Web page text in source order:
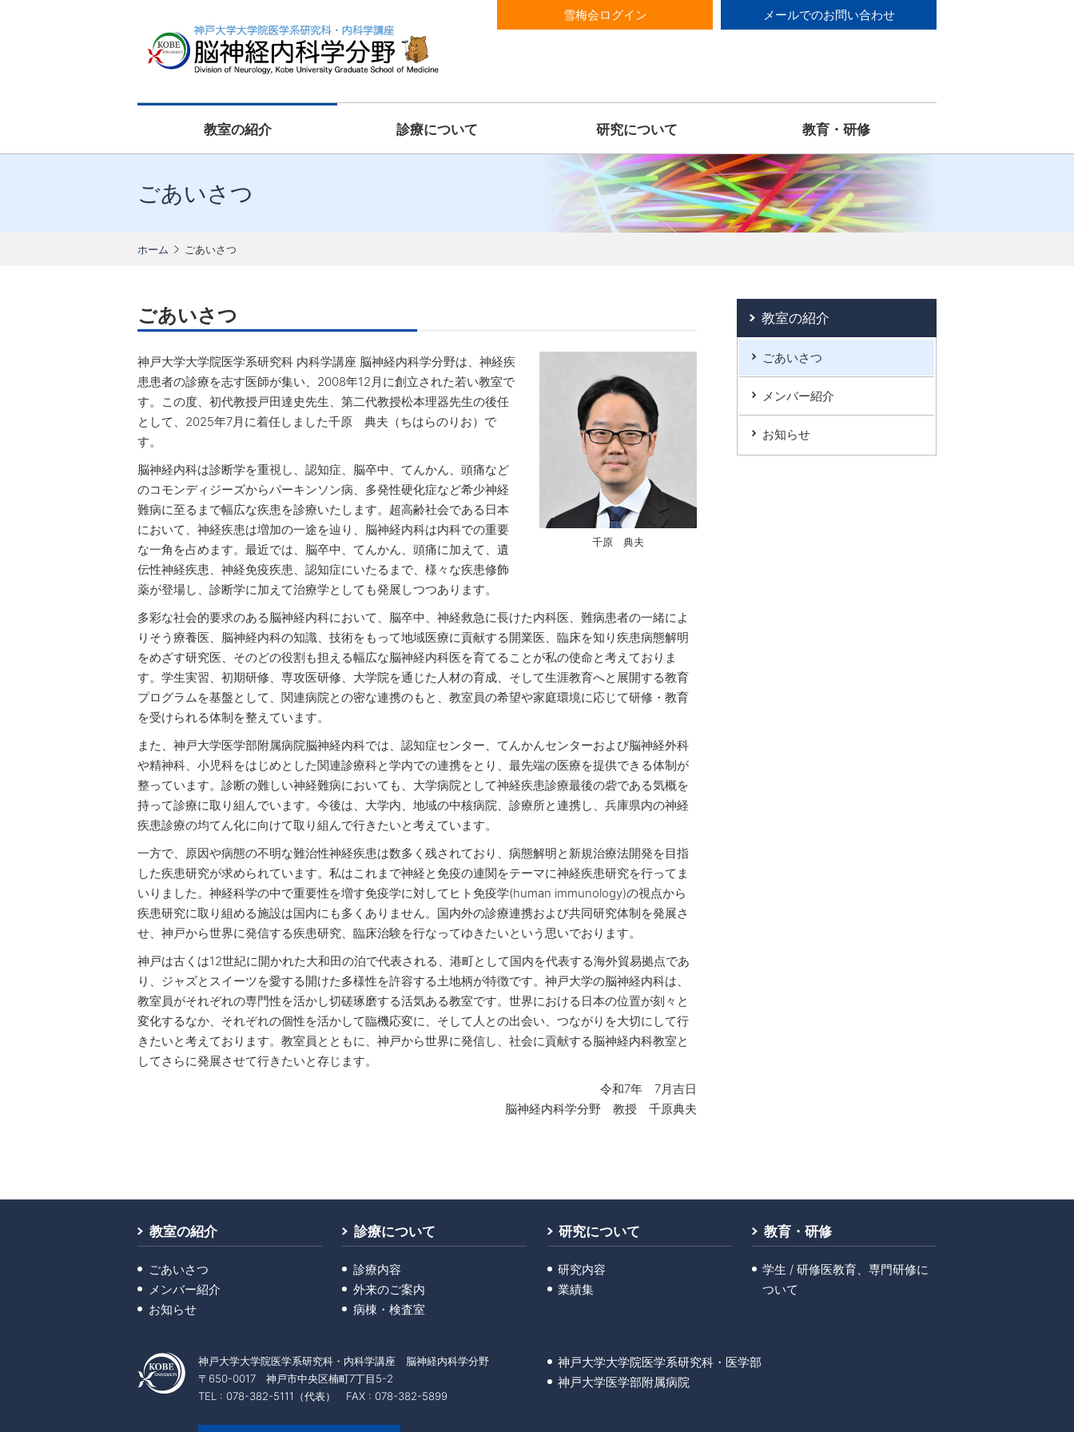
教室の紹介 診療について 研究について 教育・研修
雪梅会ログイン メールでのお問い合わせ
ごあいさつ
ホーム ごあいさつ
ごあいさつ
千原 典夫
神戸大学大学院医学系研究科 内科学講座 脳神経内科学分野は、神経疾
患患者の診療を志す医師が集い、2008年12月に創立された若い教室で
す。この度、初代教授戸田達史先生、第二代教授松本理器先生の後任
として、2025年7月に着任しました千原 典夫（ちはらのりお）で
す。
脳神経内科は診断学を重視し、認知症、脳卒中、てんかん、頭痛など
のコモンディジーズからパーキンソン病、多発性硬化症など希少神経
難病に至るまで幅広な疾患を診療いたします。超高齢社会である日本
において、神経疾患は増加の一途を辿り、脳神経内科は内科での重要
な一角を占めます。最近では、脳卒中、てんかん、頭痛に加えて、遺
伝性神経疾患、神経免疫疾患、認知症にいたるまで、様々な疾患修飾
薬が登場し、診断学に加えて治療学としても発展しつつあります。
多彩な社会的要求のある脳神経内科において、脳卒中、神経救急に長けた内科医、難病患者の一緒によ
りそう療養医、脳神経内科の知識、技術をもって地域医療に貢献する開業医、臨床を知り疾患病態解明
をめざす研究医、そのどの役割も担える幅広な脳神経内科医を育てることが私の使命と考えておりま
す。学生実習、初期研修、専攻医研修、大学院を通じた人材の育成、そして生涯教育へと展開する教育
プログラムを基盤として、関連病院との密な連携のもと、教室員の希望や家庭環境に応じて研修・教育
を受けられる体制を整えています。
また、神戸大学医学部附属病院脳神経内科では、認知症センター、てんかんセンターおよび脳神経外科
や精神科、小児科をはじめとした関連診療科と学内での連携をとり、最先端の医療を提供できる体制が
整っています。診断の難しい神経難病においても、大学病院として神経疾患診療最後の砦である気概を
持って診療に取り組んでいます。今後は、大学内、地域の中核病院、診療所と連携し、兵庫県内の神経
疾患診療の均てん化に向けて取り組んで行きたいと考えています。
一方で、原因や病態の不明な難治性神経疾患は数多く残されており、病態解明と新規治療法開発を目指
した疾患研究が求められています。私はこれまで神経と免疫の連関をテーマに神経疾患研究を行ってま
いりました。神経科学の中で重要性を増す免疫学に対してヒト免疫学(human immunology)の視点から
疾患研究に取り組める施設は国内にも多くありません。国内外の診療連携および共同研究体制を発展さ
せ、神戸から世界に発信する疾患研究、臨床治験を行なってゆきたいという思いでおります。
神戸は古くは12世紀に開かれた大和田の泊で代表される、港町として国内を代表する海外貿易拠点であ
り、ジャズとスイーツを愛する開けた多様性を許容する土地柄が特徴です。神戸大学の脳神経内科は、
教室員がそれぞれの専門性を活かし切磋琢磨する活気ある教室です。世界における日本の位置が刻々と
変化するなか、それぞれの個性を活かして臨機応変に、そして人との出会い、つながりを大切にして行
きたいと考えております。教室員とともに、神戸から世界に発信し、社会に貢献する脳神経内科教室と
してさらに発展させて行きたいと存じます。
令和7年 7月吉日
脳神経内科学分野 教授 千原典夫
教室の紹介
ごあいさつ
メンバー紹介
お知らせ
教室の紹介
ごあいさつ
メンバー紹介
お知らせ
診療について
診療内容
外来のご案内
病棟・検査室
研究について
研究内容
業績集
教育・研修
学生 / 研修医教育、専門研修に
ついて
神戸大学大学院医学系研究科・内科学講座 脳神経内科学分野
〒650-0017 神戸市中央区楠町7丁目5-2
TEL : 078-382-5111（代表） FAX : 078-382-5899
神戸大学大学院医学系研究科・医学部
神戸大学医学部附属病院